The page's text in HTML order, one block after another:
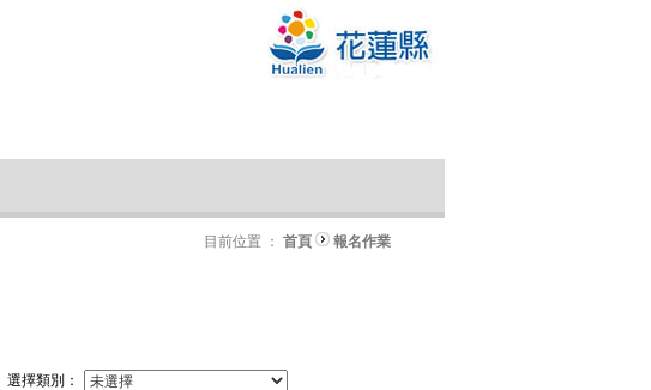
目前位置 ： 首頁 報名作業
選擇類別：